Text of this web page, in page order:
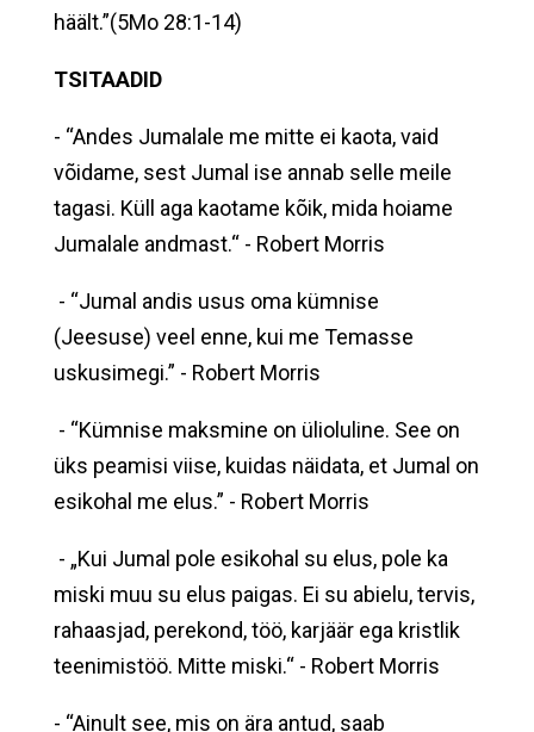
häält.”(5Mo 28:1-14)
TSITAADID
- “Andes Jumalale me mitte ei kaota, vaid
võidame, sest Jumal ise annab selle meile
tagasi. Küll aga kaotame kõik, mida hoiame
Jumalale andmast.“ - Robert Morris
- “Jumal andis usus oma kümnise
(Jeesuse) veel enne, kui me Temasse
uskusimegi.” - Robert Morris
- “Kümnise maksmine on ülioluline. See on
üks peamisi viise, kuidas näidata, et Jumal on
esikohal me elus.” - Robert Morris
- „Kui Jumal pole esikohal su elus, pole ka
miski muu su elus paigas. Ei su abielu, tervis,
rahaasjad, perekond, töö, karjäär ega kristlik
teenimistöö. Mitte miski.“ - Robert Morris
- “Ainult see, mis on ära antud, saab